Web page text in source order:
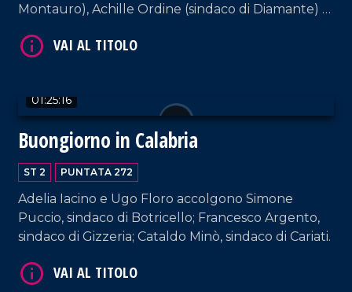
Montauro), Achille Ordine (sindaco di Diamante) e
01:25:16
Buongiorno in Calabria
ST 2 PUNTATA 272
Adelia Iacino e Ugo Floro accolgono Simone
Puccio, sindaco di Botricello; Francesco Argento,
sindaco di Gizzeria; Cataldo Minò, sindaco di Cariati.
VAI AL TITOLO
VAI AL TITOLO